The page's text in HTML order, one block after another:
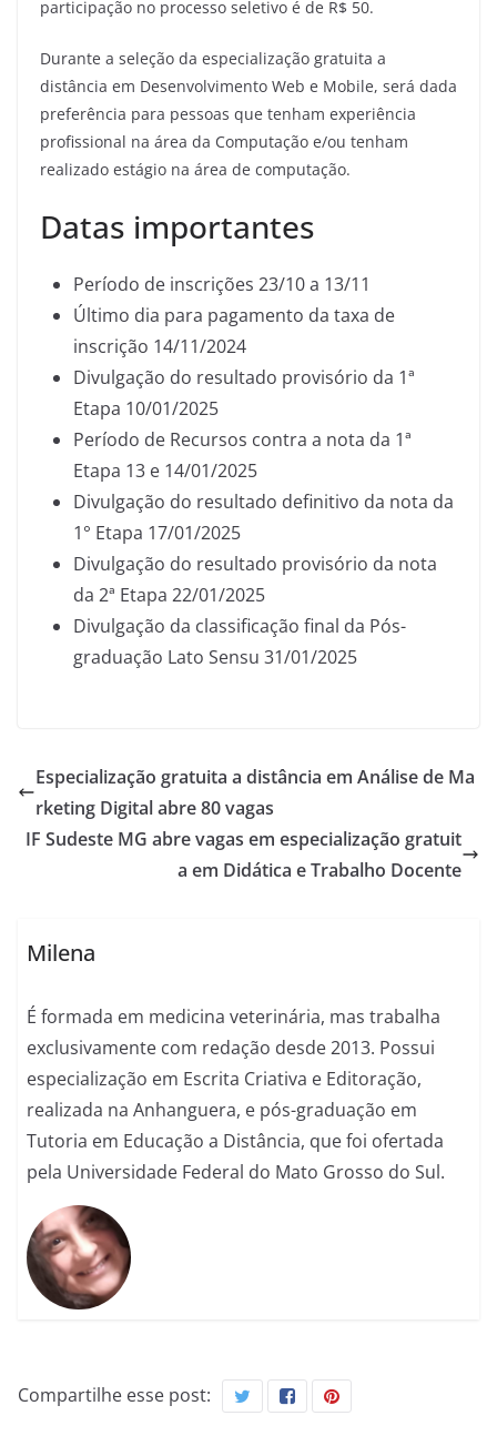
participação no processo seletivo é de R$ 50.
Durante a seleção da especialização gratuita a
distância em Desenvolvimento Web e Mobile, será dada
preferência para pessoas que tenham experiência
profissional na área da Computação e/ou tenham
realizado estágio na área de computação.
Datas importantes
Período de inscrições 23/10 a 13/11
Último dia para pagamento da taxa de
inscrição 14/11/2024
Divulgação do resultado provisório da 1ª
Etapa 10/01/2025
Período de Recursos contra a nota da 1ª
Etapa 13 e 14/01/2025
Divulgação do resultado definitivo da nota da
1° Etapa 17/01/2025
Divulgação do resultado provisório da nota
da 2ª Etapa 22/01/2025
Divulgação da classificação final da Pós-
graduação Lato Sensu 31/01/2025
Especialização gratuita a distância em Análise de Ma
rketing Digital abre 80 vagas
IF Sudeste MG abre vagas em especialização gratuit
a em Didática e Trabalho Docente
Milena
É formada em medicina veterinária, mas trabalha
exclusivamente com redação desde 2013. Possui
especialização em Escrita Criativa e Editoração,
realizada na Anhanguera, e pós-graduação em
Tutoria em Educação a Distância, que foi ofertada
pela Universidade Federal do Mato Grosso do Sul.
Compartilhe esse post: